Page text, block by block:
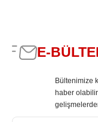
E-
Bültenimize
haber